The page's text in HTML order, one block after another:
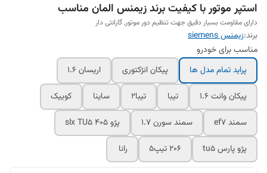
استپر موتور با کیفیت برند زیمنس المان مناسب
دارای مقاومت بسیار دقیق جهت تنظیم دور موتور, گارانتی دار
برند:زیمنس siemens
مناسب برای خودرو
پراید تمام مدل ها
پیکان انژکتوری
اریسان 1.6
پیکان وانت 1.6
تیبا تیبا2 ساینا
کوییک
سمند ef7
سمند سورن 1.7
پژو 405 slx TU5
پژو پارس tu5
206 تیپ5 رانا